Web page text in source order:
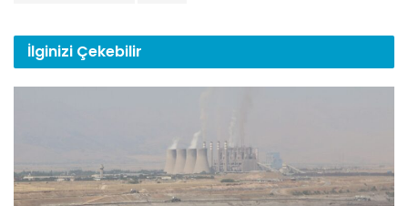
İlginizi Çekebilir